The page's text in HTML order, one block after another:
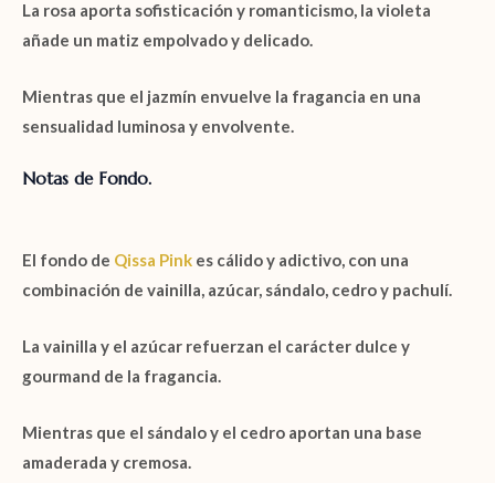
La rosa aporta sofisticación y romanticismo, la violeta
añade un matiz empolvado y delicado.
Mientras que el jazmín envuelve la fragancia en una
sensualidad luminosa y envolvente.
Notas de Fondo.
El fondo de Qissa Pink es cálido y adictivo, con una
combinación de vainilla, azúcar, sándalo, cedro y pachulí.
La vainilla y el azúcar refuerzan el carácter dulce y
gourmand de la fragancia.
Mientras que el sándaloy el cedro aportan una base
amaderada y cremosa.